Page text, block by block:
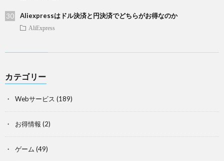
Aliexpressはドル決済と円決済でどちらがお得なのか
AliExpress
カテゴリー
Webサービス (189)
お得情報 (2)
ゲーム (49)